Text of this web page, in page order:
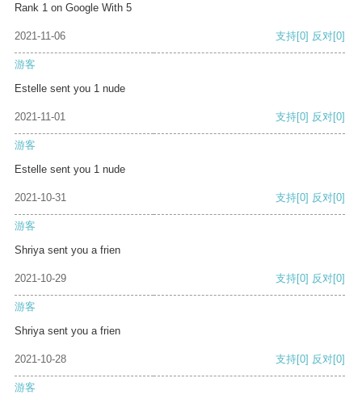
Rank 1 on Google With 5
2021-11-06 支持[0] 反对[0]
游客
Estelle sent you 1 nude
2021-11-01 支持[0] 反对[0]
游客
Estelle sent you 1 nude
2021-10-31 支持[0] 反对[0]
游客
Shriya sent you a frien
2021-10-29 支持[0] 反对[0]
游客
Shriya sent you a frien
2021-10-28 支持[0] 反对[0]
游客